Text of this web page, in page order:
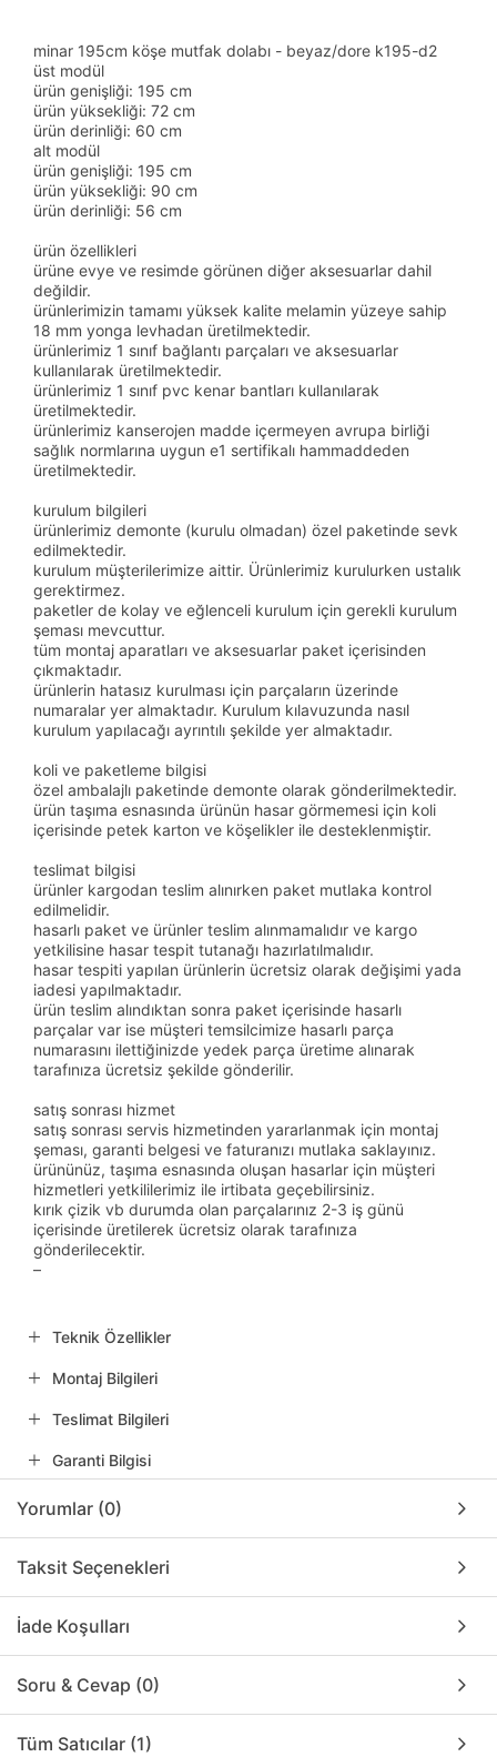
minar 195cm köşe mutfak dolabı - beyaz/dore k195-d2
üst modül
ürün genişliği: 195 cm
ürün yüksekliği: 72 cm
ürün derinliği: 60 cm
alt modül
ürün genişliği: 195 cm
ürün yüksekliği: 90 cm
ürün derinliği: 56 cm
ürün özellikleri
ürüne evye ve resimde görünen diğer aksesuarlar dahil
değildir.
ürünlerimizin tamamı yüksek kalite melamin yüzeye sahip
18 mm yonga levhadan üretilmektedir.
ürünlerimiz 1 sınıf bağlantı parçaları ve aksesuarlar
kullanılarak üretilmektedir.
ürünlerimiz 1 sınıf pvc kenar bantları kullanılarak
üretilmektedir.
ürünlerimiz kanserojen madde içermeyen avrupa birliği
sağlık normlarına uygun e1 sertifikalı hammaddeden
üretilmektedir.
kurulum bilgileri
ürünlerimiz demonte (kurulu olmadan) özel paketinde sevk
edilmektedir.
kurulum müşterilerimize aittir. Ürünlerimiz kurulurken ustalık
gerektirmez.
paketler de kolay ve eğlenceli kurulum için gerekli kurulum
şeması mevcuttur.
tüm montaj aparatları ve aksesuarlar paket içerisinden
çıkmaktadır.
ürünlerin hatasız kurulması için parçaların üzerinde
numaralar yer almaktadır. Kurulum kılavuzunda nasıl
kurulum yapılacağı ayrıntılı şekilde yer almaktadır.
koli ve paketleme bilgisi
özel ambalajlı paketinde demonte olarak gönderilmektedir.
ürün taşıma esnasında ürünün hasar görmemesi için koli
içerisinde petek karton ve köşelikler ile desteklenmiştir.
teslimat bilgisi
ürünler kargodan teslim alınırken paket mutlaka kontrol
edilmelidir.
hasarlı paket ve ürünler teslim alınmamalıdır ve kargo
yetkilisine hasar tespit tutanağı hazırlatılmalıdır.
hasar tespiti yapılan ürünlerin ücretsiz olarak değişimi yada
iadesi yapılmaktadır.
ürün teslim alındıktan sonra paket içerisinde hasarlı
parçalar var ise müşteri temsilcimize hasarlı parça
numarasını ilettiğinizde yedek parça üretime alınarak
tarafınıza ücretsiz şekilde gönderilir.
satış sonrası hizmet
satış sonrası servis hizmetinden yararlanmak için montaj
şeması, garanti belgesi ve faturanızı mutlaka saklayınız.
ürününüz, taşıma esnasında oluşan hasarlar için müşteri
hizmetleri yetkililerimiz ile irtibata geçebilirsiniz.
kırık çizik vb durumda olan parçalarınız 2-3 iş günü
içerisinde üretilerek ücretsiz olarak tarafınıza
gönderilecektir.
–
Teknik Özellikler
Montaj Bilgileri
Teslimat Bilgileri
Garanti Bilgisi
Yorumlar (0)
Taksit Seçenekleri
İade Koşulları
Soru & Cevap (0)
Tüm Satıcılar (1)